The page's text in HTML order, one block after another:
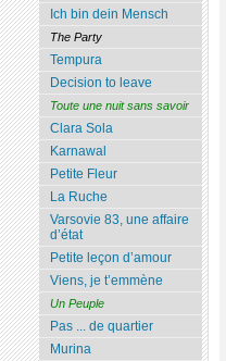
Ich bin dein Mensch
The Party
Tempura
Decision to leave
Toute une nuit sans savoir
Clara Sola
Karnawal
Petite Fleur
La Ruche
Varsovie 83, une affaire
d’état
Petite leçon d’amour
Viens, je t’emmène
Un Peuple
Pas ... de quartier
Murina